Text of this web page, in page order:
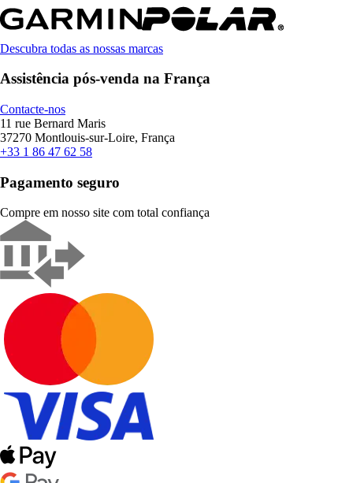
Descubra todas as nossas marcas
Assistência pós-venda na França
Contacte-nos
11 rue Bernard Maris
37270 Montlouis-sur-Loire, França
+33 1 86 47 62 58
Pagamento seguro
Compre em nosso site com total confiança